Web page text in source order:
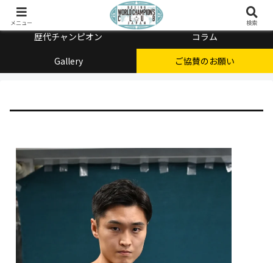
歴代チャンピオン
コラム
Gallery
ご協賛のお願い
メニュー 検索